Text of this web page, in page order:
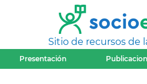
Sitio de recursos de
Presentación